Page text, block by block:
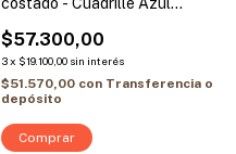
Flor Vertical
$57.300,00
3x $19.100,00 sin interés
$51.570,00 con Transferencia o
depósito
Comprar